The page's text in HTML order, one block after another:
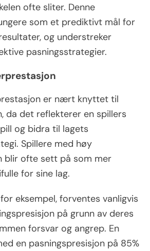
ofte sliter. Denne
som et prediktivt mål for
og understreker
pasningsstrategier.
er nært knyttet til
da det reflekterer en spillers
og bidra til lagets
Spillere med høy
blir ofte sett på som mer
for sine lag.
eksempel, forventes vanligvis
på grunn av deres
forsvar og angrep. En
en pasningspresisjon på 85%